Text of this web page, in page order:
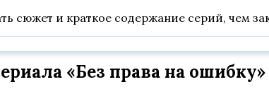
сюжет и краткое содержание серий, чем
«Без права на ошибку»